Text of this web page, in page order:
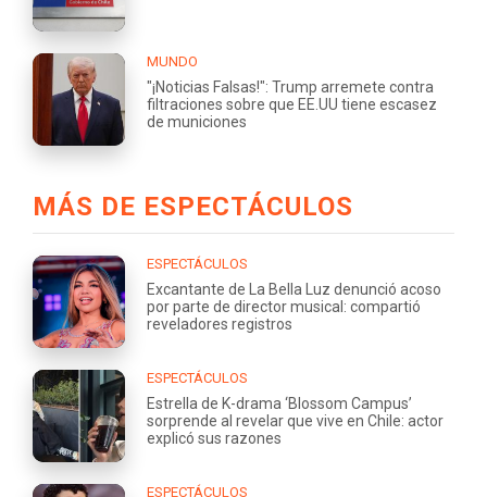
MUNDO
"¡Noticias Falsas!": Trump arremete contra
filtraciones sobre que EE.UU tiene escasez
de municiones
MÁS DE ESPECTÁCULOS
ESPECTÁCULOS
Excantante de La Bella Luz denunció acoso
por parte de director musical: compartió
reveladores registros
ESPECTÁCULOS
Estrella de K-drama ‘Blossom Campus’
sorprende al revelar que vive en Chile: actor
explicó sus razones
ESPECTÁCULOS